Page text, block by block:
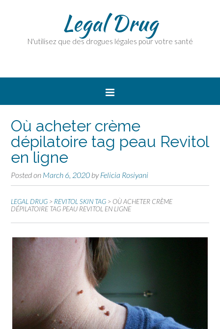
Legal Drug
N'utilisez que des drogues légales pour votre santé
Où acheter crème
dépilatoire tag peau Revitol
en ligne
Posted on March 6, 2020 byFelicia Rosiyani
LEGAL DRUG > REVITOL SKIN TAG > OÙ ACHETER CRÈME
DÉPILATOIRE TAG PEAU REVITOL EN LIGNE